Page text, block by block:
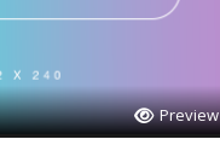
Preview